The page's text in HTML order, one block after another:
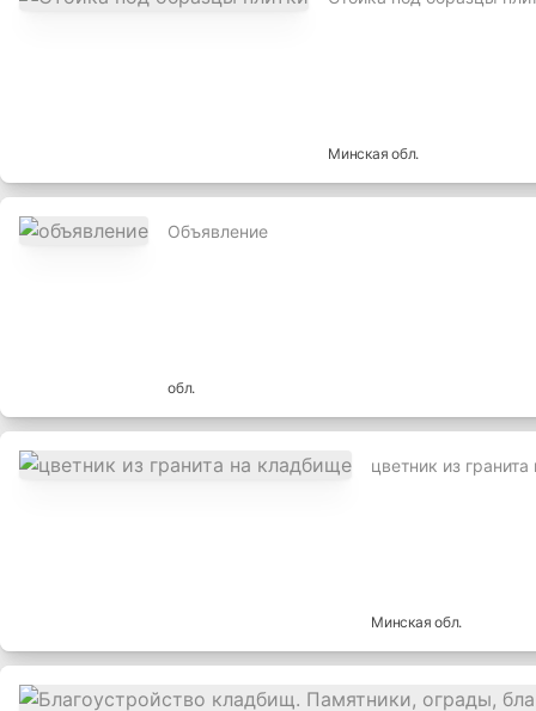
Минская обл.
Объявление
обл.
цветник из
Минская обл.